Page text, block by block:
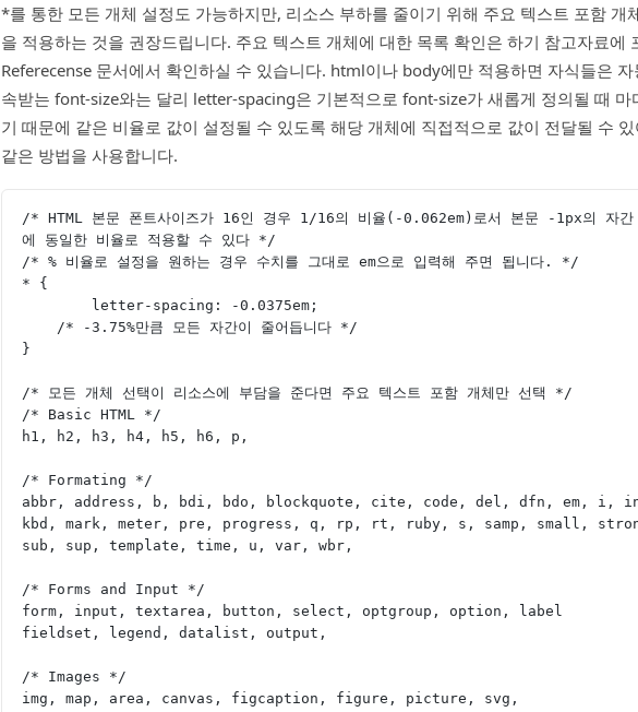
*를 통한 모든 개체 설정도 가능하지만, 리소스 부하를 줄이기 위해 주요 텍스트 포함 개
을 적용하는 것을 권장드립니다. 주요 텍스트 개체에 대한 목록 확인은 하기 참고자료에
Referecense 문서에서 확인하실 수 있습니다. html이나 body에만 적용하면 자식들은
속받는 font-size와는 달리 letter-spacing은 기본적으로 font-size가 새롭게 정의될 때 마
기 때문에 같은 비율로 값이 설정될 수 있도록 해당 개체에 직접적으로 값이 전달될 수
같은 방법을 사용합니다.
/* HTML 본문 폰트사이즈가 16인 경우 1/16의 비율(-0.062em)로서 본문 -1px의 자간
에 동일한 비율로 적용할 수 있다 */
/* % 비율로 설정을 원하는 경우 수치를 그대로 em으로 입력해 주면 됩니다. */
* {
	letter-spacing: -0.0375em;
    /* -3.75%만큼 모든 자간이 줄어듭니다 */
}
/* 모든 개체 선택이 리소스에 부담을 준다면 주요 텍스트 포함 개체만 선택 */
/* Basic HTML */
h1, h2, h3, h4, h5, h6, p,
/* Formating */
abbr, address, b, bdi, bdo, blockquote, cite, code, del, dfn, em, i,
kbd, mark, meter, pre, progress, q, rp, rt, ruby, s, samp, small,
sub, sup, template, time, u, var, wbr,
/* Forms and Input */
form, input, textarea, button, select, optgroup, option, label
fieldset, legend, datalist, output,
/* Images */
img, map, area, canvas, figcaption, figure, picture, svg,